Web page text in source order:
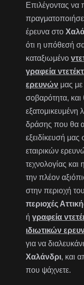
Επιλέγοντας να
έρευνα στο
ότι η υπόθεσή
καταξιωμένο
γραφεία
ερευνών μας με
σοβαρότητα, και
δράσης που θα
εξειδίκευσή μας
εταιρικών
τεχνολογίας
την πλέον
στην περιοχή
περιοχές
ήγραφεία
ιδιωτικών
για να
Χαλάνδρι, και
που ψάχνετε.